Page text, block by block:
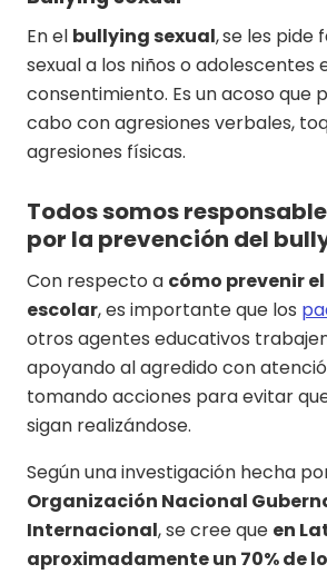
En el bullying sexual,se les pide
sexual a los niños o adolescentes
consentimiento. Es un acoso que
cabo con agresiones verbales,
agresiones físicas.
Todos somos
por la prevención del
Con respecto a cómo prevenir
escolar, es importante que los
otros agentes educativos
apoyando al agredido con
tomando acciones para evitar
sigan realizándose.
Según una investigación hecha
Organización Nacional
Internacional, se cree que en
aproximadamente un 70% de